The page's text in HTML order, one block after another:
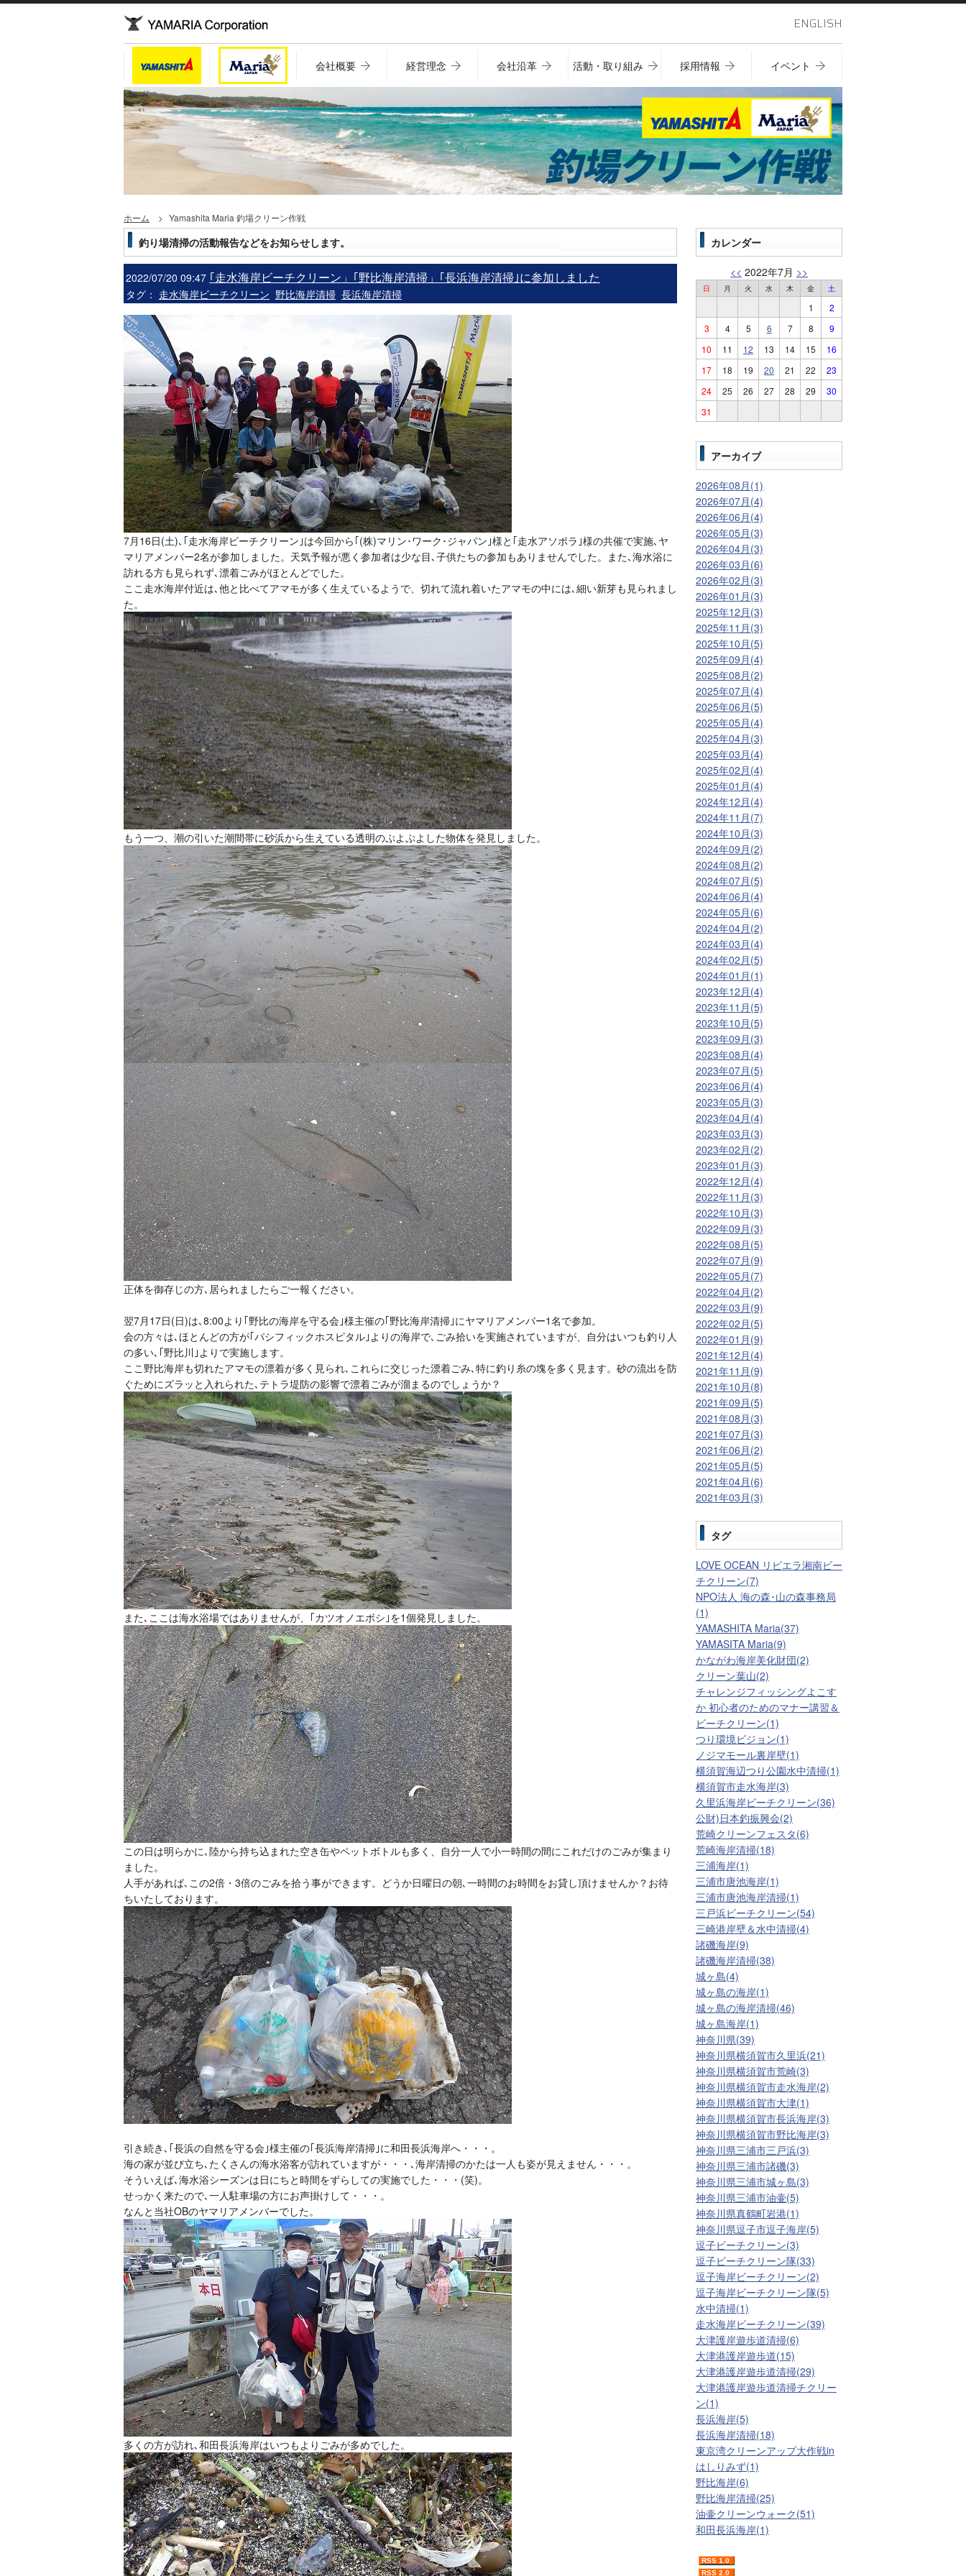
ENGLISH
会社概要 経営理念 会社沿革 活動・取り組み 採用情報 イベント
ホーム Yamashita Maria 釣場クリーン作戦
釣り場清掃の活動報告などをお知らせします。
2022/07/20 09:47 ｢走水海岸ビーチクリーン」｢野比海岸清掃」｢長浜海岸清掃｣に参加しました
タグ： 走水海岸ビーチクリーン 野比海岸清掃 長浜海岸清掃
7月16日(土)､｢走水海岸ビーチクリーン｣は今回から｢(株)マリン･ワーク･ジャパン｣様と｢走水アソボラ｣様の共催で実施､ヤ
マリアメンバー2名が参加しました。天気予報が悪く参加者は少な目､子供たちの参加もありませんでした。また､海水浴に
訪れる方も見られず､漂着ごみがほとんどでした。
ここ走水海岸付近は､他と比べてアマモが多く生えているようで、切れて流れ着いたアマモの中には､細い新芽も見られまし
た。
もう一つ、潮の引いた潮間帯に砂浜から生えている透明のぷよぷよした物体を発見しました。
正体を御存じの方､居られましたらご一報ください。
翌7月17日(日)は､8:00より｢野比の海岸を守る会｣様主催の｢野比海岸清掃｣にヤマリアメンバー1名で参加。
会の方々は､ほとんどの方が｢パシフィックホスピタル｣よりの海岸で､ごみ拾いを実施されていますが、自分はいつも釣り人
の多い､｢野比川｣よりで実施します。
ここ野比海岸も切れたアマモの漂着が多く見られ､これらに交じった漂着ごみ､特に釣り糸の塊を多く見ます。砂の流出を防
ぐためにズラッと入れられた､テトラ堤防の影響で漂着ごみが溜まるのでしょうか？
また､ここは海水浴場ではありませんが、｢カツオノエボシ｣を1個発見しました。
この日は明らかに､陸から持ち込まれた空き缶やペットボトルも多く、自分一人で小一時間の間にこれだけのごみが集まり
ました。
人手があれば､この2倍・3倍のごみを拾う事ができます。どうか日曜日の朝､一時間のお時間をお貸し頂けませんか？お待
ちいたしております。
引き続き､｢長浜の自然を守る会｣様主催の｢長浜海岸清掃｣に和田長浜海岸へ・・・。
海の家が並び立ち､たくさんの海水浴客が訪れていますが・・・､海岸清掃のかたは一人も姿が見えません・・・。
そういえば､海水浴シーズンは日にちと時間をずらしての実施でした・・・(笑)。
せっかく来たので､一人駐車場の方にお声掛けして・・・。
なんと当社OBのヤマリアメンバーでした。
多くの方が訪れ､和田長浜海岸はいつもよりごみが多めでした。
カレンダー
<< 2022年7月 >>
日 月 火 水 木 金 土
1
2
3
4 5 6 7 8
9
10
11 12 13 14 15
16
17
18 19 20 21 22
23
24
25 26 27 28 29
30
31
アーカイブ
2026年08月(1)
2026年07月(4)
2026年06月(4)
2026年05月(3)
2026年04月(3)
2026年03月(6)
2026年02月(3)
2026年01月(3)
2025年12月(3)
2025年11月(3)
2025年10月(5)
2025年09月(4)
2025年08月(2)
2025年07月(4)
2025年06月(5)
2025年05月(4)
2025年04月(3)
2025年03月(4)
2025年02月(4)
2025年01月(4)
2024年12月(4)
2024年11月(7)
2024年10月(3)
2024年09月(2)
2024年08月(2)
2024年07月(5)
2024年06月(4)
2024年05月(6)
2024年04月(2)
2024年03月(4)
2024年02月(5)
2024年01月(1)
2023年12月(4)
2023年11月(5)
2023年10月(5)
2023年09月(3)
2023年08月(4)
2023年07月(5)
2023年06月(4)
2023年05月(3)
2023年04月(4)
2023年03月(3)
2023年02月(2)
2023年01月(3)
2022年12月(4)
2022年11月(3)
2022年10月(3)
2022年09月(3)
2022年08月(5)
2022年07月(9)
2022年05月(7)
2022年04月(2)
2022年03月(9)
2022年02月(5)
2022年01月(9)
2021年12月(4)
2021年11月(9)
2021年10月(8)
2021年09月(5)
2021年08月(3)
2021年07月(3)
2021年06月(2)
2021年05月(5)
2021年04月(6)
2021年03月(3)
タグ
LOVE OCEAN リビエラ湘南ビー
チクリーン(7)
NPO法人 海の森･山の森事務局
(1)
YAMASHITA Maria(37)
YAMASITA Maria(9)
かながわ海岸美化財団(2)
クリーン葉山(2)
チャレンジフィッシングよこす
か 初心者のためのマナー講習＆
ビーチクリーン(1)
つり環境ビジョン(1)
ノジマモール裏岸壁(1)
横須賀海辺つり公園水中清掃(1)
横須賀市走水海岸(3)
久里浜海岸ビーチクリーン(36)
公財)日本釣振興会(2)
荒崎クリーンフェスタ(6)
荒崎海岸清掃(18)
三浦海岸(1)
三浦市唐池海岸(1)
三浦市唐池海岸清掃(1)
三戸浜ビーチクリーン(54)
三崎港岸壁＆水中清掃(4)
諸磯海岸(9)
諸磯海岸清掃(38)
城ヶ島(4)
城ヶ島の海岸(1)
城ヶ島の海岸清掃(46)
城ヶ島海岸(1)
神奈川県(39)
神奈川県横須賀市久里浜(21)
神奈川県横須賀市荒崎(3)
神奈川県横須賀市走水海岸(2)
神奈川県横須賀市大津(1)
神奈川県横須賀市長浜海岸(3)
神奈川県横須賀市野比海岸(3)
神奈川県三浦市三戸浜(3)
神奈川県三浦市諸磯(3)
神奈川県三浦市城ヶ島(3)
神奈川県三浦市油壷(5)
神奈川県真鶴町岩港(1)
神奈川県逗子市逗子海岸(5)
逗子ビーチクリーン(3)
逗子ビーチクリーン隊(33)
逗子海岸ビーチクリーン(2)
逗子海岸ビーチクリーン隊(5)
水中清掃(1)
走水海岸ビーチクリーン(39)
大津護岸遊歩道清掃(6)
大津港護岸遊歩道(15)
大津港護岸遊歩道清掃(29)
大津港護岸遊歩道清掃チクリー
ン(1)
長浜海岸(5)
長浜海岸清掃(18)
東京湾クリーンアップ大作戦in
はしりみず(1)
野比海岸(6)
野比海岸清掃(25)
油壷クリーンウォーク(51)
和田長浜海岸(1)
RSS 1.0
RSS 2.0